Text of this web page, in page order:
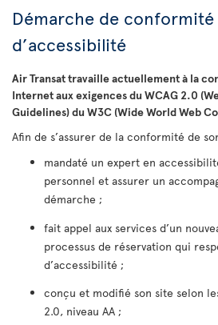
Démarche de conformité
d’accessibilité
Air Transat travaille actuellement à la
Internet aux exigences du WCAG 2.0
Guidelines) du W3C (Wide World Web
Afin de s’assurer de la conformité de
mandaté un expert en
personnel et assurer un
démarche ;
fait appel aux services d’un
processus de réservation qui
d’accessibilité ;
conçu et modifié son site selon
2.0, niveau AA ;